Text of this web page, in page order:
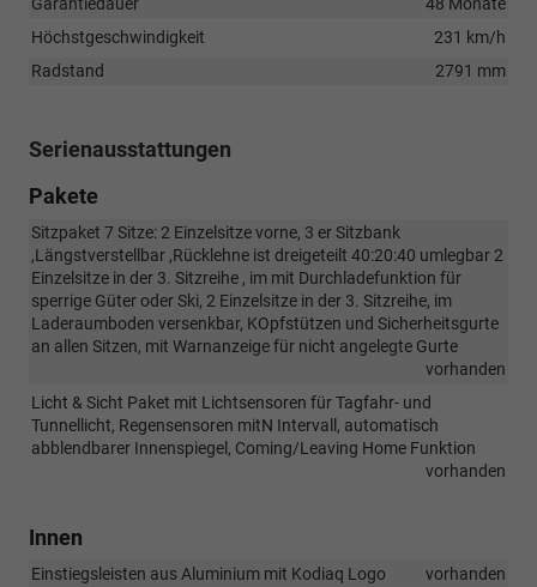
Höchstgeschwindigkeit
231 km/h
Radstand
2791 mm
Serienausstattungen
Pakete
Sitzpaket 7 Sitze: 2 Einzelsitze vorne, 3 er Sitzbank
,Längstverstellbar ,Rücklehne ist dreigeteilt 40:20:40 umlegbar 2
Einzelsitze in der 3. Sitzreihe , im mit Durchladefunktion für
sperrige Güter oder Ski, 2 Einzelsitze in der 3. Sitzreihe, im
Laderaumboden versenkbar, KOpfstützen und Sicherheitsgurte
an allen Sitzen, mit Warnanzeige für nicht angelegte Gurte
vorhanden
Licht & Sicht Paket mit Lichtsensoren für Tagfahr- und
Tunnellicht, Regensensoren mitN Intervall, automatisch
abblendbarer Innenspiegel, Coming/Leaving Home Funktion
vorhanden
Innen
Einstiegsleisten aus Aluminium mit Kodiaq Logo
vorhanden